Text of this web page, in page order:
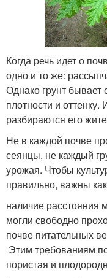
Когда речь идет о
одно и то же:
Однако грунт бывает
плотности и
разбираются его
Не в каждой почве
сеянцы, не каждый
урожая. Чтобы
правильно, важны
наличие расстояния
могли свободно
почве питательных
Этим требованиям
пористая и